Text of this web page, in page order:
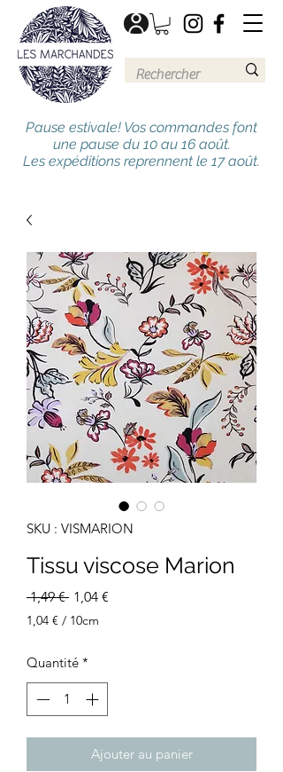
Pause estivale! Vos commandes font
une pause du 10 au 16 août.
Les expéditions reprennent le 17 août.
SKU : VISMARION
Tissu viscose Marion
1,49 € Prix
original
1,04 €
1,04 € / 10cm
10
Centimètres
Quantité *
Ajouter au panier